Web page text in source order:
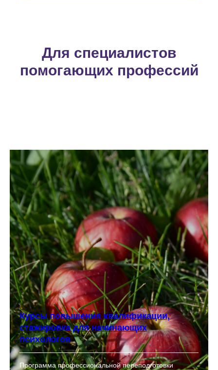
Для специалистов
помогающих профессий
Курсы повышения квалификации,
стажировка для начинающих
психологов
Программа профессиональной переподготовки